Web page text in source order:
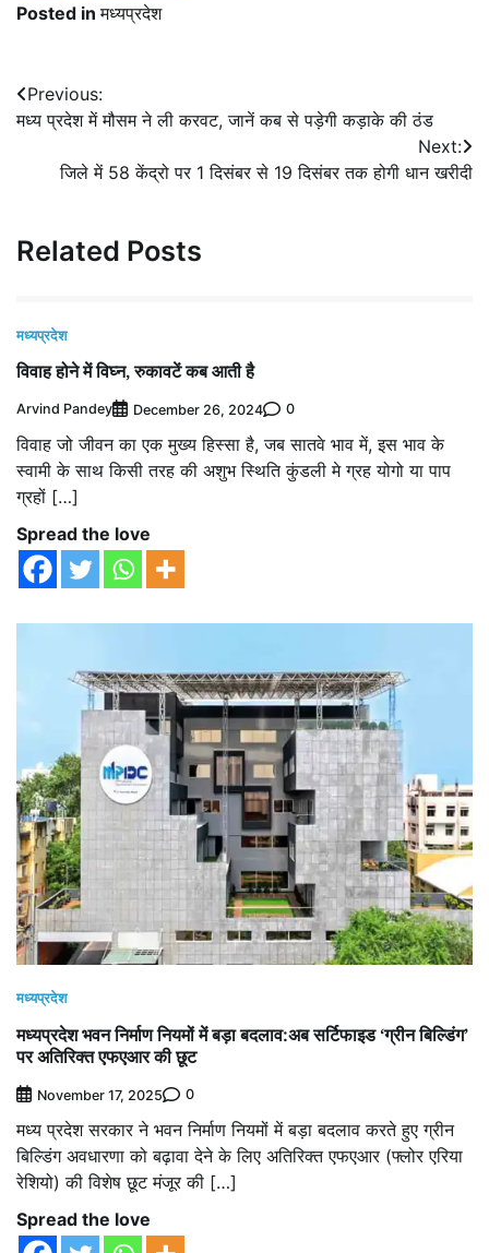
Posted inमध्यप्रदेश
Post
navigation
Previous:
मध्य प्रदेश में मौसम ने ली करवट, जानें कब से पड़ेगी कड़ाके की ठंड
Next:
जिले में 58 केंद्रो पर 1 दिसंबर से 19 दिसंबर तक होगी धान खरीदी
Related Posts
मध्यप्रदेश
विवाह होने में विघ्न, रुकावटें कब आती है
Arvind Pandey December 26, 2024 0
विवाह जो जीवन का एक मुख्य हिस्सा है, जब सातवे भाव में, इस भाव के
स्वामी के साथ किसी तरह की अशुभ स्थिति कुंडली मे ग्रह योगो या पाप
ग्रहों […]
Spread the love
मध्यप्रदेश
मध्यप्रदेश भवन निर्माण नियमों में बड़ा बदलाव:अब सर्टिफाइड ‘ग्रीन बिल्डिंग’
पर अतिरिक्त एफएआर की छूट
November 17, 2025 0
मध्य प्रदेश सरकार ने भवन निर्माण नियमों में बड़ा बदलाव करते हुए ग्रीन
बिल्डिंग अवधारणा को बढ़ावा देने के लिए अतिरिक्त एफएआर (फ्लोर एरिया
रेशियो) की विशेष छूट मंजूर की […]
Spread the love